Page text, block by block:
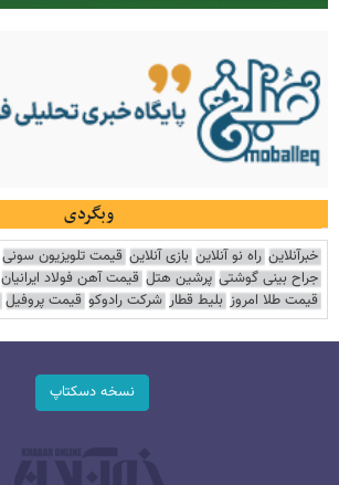
وبگردی
خبرآنلاین راه نو آنلاین بازی آنلاین قیمت تلویزیون سونی
جراح بینی گوشتی پرشین هتل قیمت آهن فولاد ایرانیان
قیمت طلا امروز بلیط قطار شرکت رادوکو قیمت پروفیل
نسخه دسکتاپ